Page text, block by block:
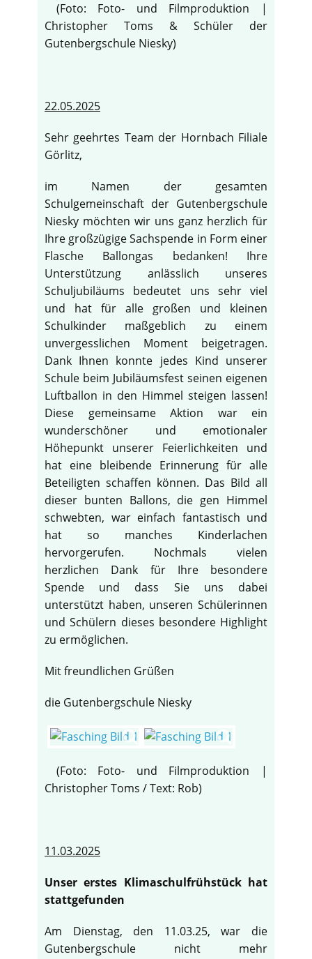
(Foto: Foto- und Filmproduktion |
Christopher Toms & Schüler der
Gutenbergschule Niesky)
22.05.2025
Sehr geehrtes Team der Hornbach Filiale
Görlitz,
im Namen der gesamten
Schulgemeinschaft der Gutenbergschule
Niesky möchten wir uns ganz herzlich für
Ihre großzügige Sachspende in Form einer
Flasche Ballongas bedanken! Ihre
Unterstützung anlässlich unseres
Schuljubiläums bedeutet uns sehr viel
und hat für alle großen und kleinen
Schulkinder maßgeblich zu einem
unvergesslichen Moment beigetragen.
Dank Ihnen konnte jedes Kind unserer
Schule beim Jubiläumsfest seinen eigenen
Luftballon in den Himmel steigen lassen!
Diese gemeinsame Aktion war ein
wunderschöner und emotionaler
Höhepunkt unserer Feierlichkeiten und
hat eine bleibende Erinnerung für alle
Beteiligten schaffen können. Das Bild all
dieser bunten Ballons, die gen Himmel
schwebten, war einfach fantastisch und
hat so manches Kinderlachen
hervorgerufen. Nochmals vielen
herzlichen Dank für Ihre besondere
Spende und dass Sie uns dabei
unterstützt haben, unseren Schülerinnen
und Schülern dieses besondere Highlight
zu ermöglichen.
Mit freundlichen Grüßen
die Gutenbergschule Niesky
(Foto: Foto- und Filmproduktion |
Christopher Toms / Text: Rob)
11.03.2025
Unser erstes Klimaschulfrühstück hat
stattgefunden
Am Dienstag, den 11.03.25, war die
Gutenbergschule nicht mehr